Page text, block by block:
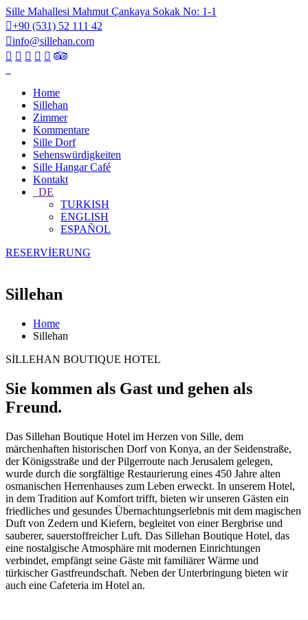
Sille Mahallesi Mahmut Çankaya Sokak No: 1-1
+90 (531) 52 111 42
info@sillehan.com
Home
Sillehan
Zimmer
Kommentare
Sille Dorf
Sehenswürdigkeiten
Sille Hangar Café
Kontakt
DE
TURKISH
ENGLISH
ESPAÑOL
RESERVİERUNG
Sillehan
Home
Sillehan
SİLLEHAN BOUTIQUE HOTEL
Sie kommen als Gast und gehen als
Freund.
Das Sillehan Boutique Hotel im Herzen von Sille, dem
märchenhaften historischen Dorf von Konya, an der Seidenstraße,
der Königsstraße und der Pilgerroute nach Jerusalem gelegen,
wurde durch die sorgfältige Restaurierung eines 450 Jahre alten
osmanischen Herrenhauses zum Leben erweckt. In unserem Hotel,
in dem Tradition auf Komfort trifft, bieten wir unseren Gästen ein
friedliches und gesundes Übernachtungserlebnis mit dem magischen
Duft von Zedern und Kiefern, begleitet von einer Bergbrise und
sauberer, sauerstoffreicher Luft. Das Sillehan Boutique Hotel, das
eine nostalgische Atmosphäre mit modernen Einrichtungen
verbindet, empfängt seine Gäste mit familiärer Wärme und
türkischer Gastfreundschaft. Neben der Unterbringung bieten wir
auch eine Cafeteria im Hotel an.